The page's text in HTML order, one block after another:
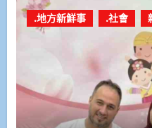
.地方新鮮事 .社會